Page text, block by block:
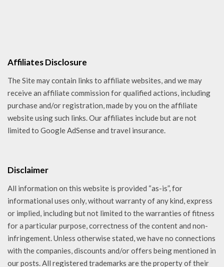
Affiliates Disclosure
The Site may contain links to affiliate websites, and we may
receive an affiliate commission for qualified actions, including
purchase and/or registration, made by you on the affiliate
website using such links. Our affiliates include but are not
limited to Google AdSense and travel insurance.
Disclaimer
All information on this website is provided “as-is”, for
informational uses only, without warranty of any kind, express
or implied, including but not limited to the warranties of fitness
for a particular purpose, correctness of the content and non-
infringement. Unless otherwise stated, we have no connections
with the companies, discounts and/or offers being mentioned in
our posts. All registered trademarks are the property of their